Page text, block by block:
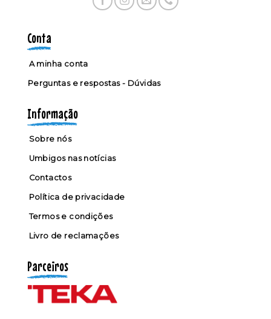
Conta
A minha conta
Perguntas e respostas - Dúvidas
Informação
Sobre nós
Umbigos nas notícias
Contactos
Política de privacidade
Termos e condições
Livro de reclamações
Parceiros